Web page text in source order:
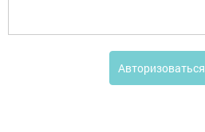
Авторизоваться